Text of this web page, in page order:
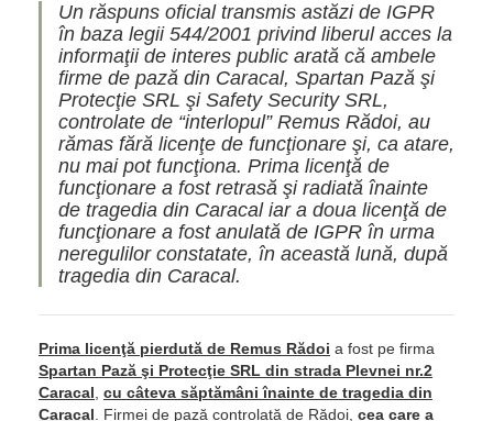
Un răspuns oficial transmis astăzi de IGPR
în baza legii 544/2001 privind liberul acces la
informaţii de interes public arată că ambele
firme de pază din Caracal, Spartan Pază şi
Protecţie SRL şi Safety Security SRL,
controlate de “interlopul” Remus Rădoi, au
rămas fără licenţe de funcţionare şi, ca atare,
nu mai pot funcţiona. Prima licenţă de
funcţionare a fost retrasă şi radiată înainte
de tragedia din Caracal iar a doua licenţă de
funcţionare a fost anulată de IGPR în urma
neregulilor constatate, în această lună, după
tragedia din Caracal.
Prima licenţă pierdută de Remus Rădoi a fost pe firma
Spartan Pază şi Protecţie SRL din strada Plevnei nr.2
Caracal cu câteva săptămâni înainte de tragedia din
Caracal . Firmei de pază controlată de Rădoi, cea care a